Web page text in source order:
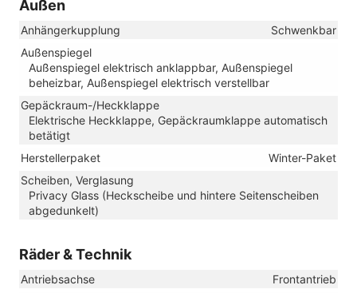
Außen
Anhängerkupplung
Schwenkbar
Außenspiegel
Außenspiegel elektrisch anklappbar, Außenspiegel
beheizbar, Außenspiegel elektrisch verstellbar
Gepäckraum-/Heckklappe
Elektrische Heckklappe, Gepäckraumklappe automatisch
betätigt
Herstellerpaket
Winter-Paket
Scheiben, Verglasung
Privacy Glass (Heckscheibe und hintere Seitenscheiben
abgedunkelt)
Räder & Technik
Antriebsachse
Frontantrieb